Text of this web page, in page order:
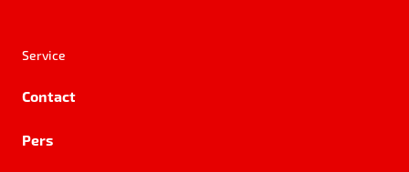
Service
Contact
Pers